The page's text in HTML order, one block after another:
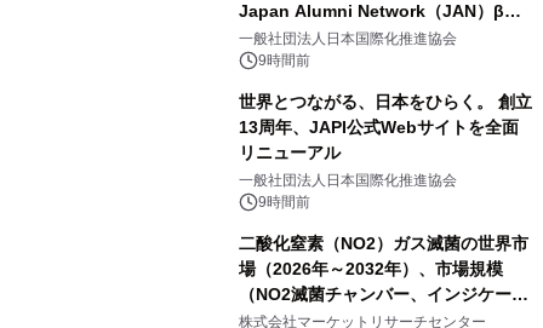
Japan Alumni Network（JAN）β版
をリリース
一般社団法人日本国際化推進協会
9時間前
世界とつながる、日本をひらく。 創立
13周年、JAPI公式Webサイトを全面
リニューアル
一般社団法人日本国際化推進協会
9時間前
二酸化窒素（NO2）ガス滅菌の世界市
場（2026年～2032年）、市場規模
（NO2滅菌チャンバー、インジケータ
ーおよびモニタリングシステム、その
株式会社マーケットリサーチセンター